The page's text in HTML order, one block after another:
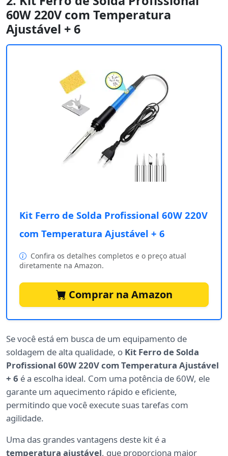
60W 220V com Temperatura
Ajustável + 6
Kit Ferro de Solda Profissional 60W 220V
com Temperatura Ajustável + 6
Confira os detalhes completos e o preço atual
diretamente na Amazon.
Comprar na Amazon
Se você está em busca de um equipamento de
soldagem de alta qualidade, o Kit Ferro de Solda
Profissional 60W 220V com Temperatura Ajustável
+ 6 é a escolha ideal. Com uma potência de 60W, ele
garante um aquecimento rápido e eficiente,
permitindo que você execute suas tarefas com
agilidade.
Uma das grandes vantagens deste kit é a
temperatura ajustável, que proporciona maior